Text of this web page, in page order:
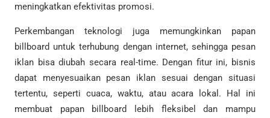
meningkatkan efektivitas promosi.
Perkembangan teknologi juga memungkinkan papan
billboard untuk terhubung dengan internet, sehingga pesan
iklan bisa diubah secara real-time. Dengan fitur ini, bisnis
dapat menyesuaikan pesan iklan sesuai dengan situasi
tertentu, seperti cuaca, waktu, atau acara lokal. Hal ini
membuat papan billboard lebih fleksibel dan mampu